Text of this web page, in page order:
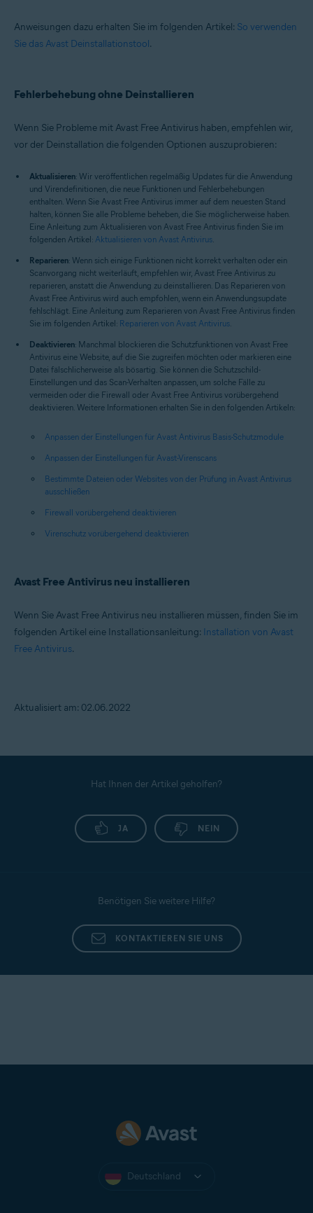
Anweisungen dazu erhalten Sie im folgenden Artikel: So verwenden
Sie das Avast Deinstallationstool.
Fehlerbehebung ohne Deinstallieren
Wenn Sie Probleme mit Avast Free Antivirus haben, empfehlen wir,
vor der Deinstallation die folgenden Optionen auszuprobieren:
Aktualisieren: Wir veröffentlichen regelmäßig Updates für die Anwendung
und Virendefinitionen, die neue Funktionen und Fehlerbehebungen
enthalten. Wenn Sie Avast Free Antivirus immer auf dem neuesten Stand
halten, können Sie alle Probleme beheben, die Sie möglicherweise haben.
Eine Anleitung zum Aktualisieren von Avast Free Antivirus finden Sie im
folgenden Artikel: Aktualisieren von Avast Antivirus
Reparieren: Wenn sich einige Funktionen nicht korrekt verhalten oder ein
Scanvorgang nicht weiterläuft, empfehlen wir, Avast Free Antivirus zu
reparieren, anstatt die Anwendung zu deinstallieren. Das Reparieren von
Avast Free Antivirus wird auch empfohlen, wenn ein Anwendungsupdate
fehlschlägt. Eine Anleitung zum Reparieren von Avast Free Antivirus finden
Sie im folgenden Artikel: Reparieren von Avast Antivirus
Deaktivieren: Manchmal blockieren die Schutzfunktionen von Avast Free
Antivirus eine Website, auf die Sie zugreifen möchten oder markieren eine
Datei fälschlicherweise als bösartig. Sie können die Schutzschild-
Einstellungen und das Scan-Verhalten anpassen, um solche Fälle zu
vermeiden oder die Firewall oder Avast Free Antivirus vorübergehend
deaktivieren. Weitere Informationen erhalten Sie in den folgenden Artikeln:
Anpassen der Einstellungen für Avast Antivirus Basis-Schutzmodule
Anpassen der Einstellungen für Avast-Virenscans
Bestimmte Dateien oder Websites von der Prüfung in Avast Antivirus
ausschließen
Firewall vorübergehend deaktivieren
Virenschutz vorübergehend deaktivieren
Avast Free Antivirus neu installieren
Wenn Sie Avast Free Antivirus neu installieren müssen, finden Sie im
folgenden Artikel eine Installationsanleitung: Installation von Avast
Free Antivirus.
Aktualisiert am: 02.06.2022
Hat Ihnen der Artikel geholfen?
JA NEIN
Benötigen Sie weitere Hilfe?
KONTAKTIEREN SIE UNS
Deutschland